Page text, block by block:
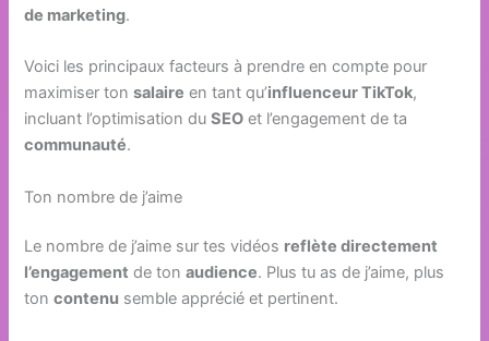
de marketing.
Voici les principaux facteurs à prendre en compte pour
maximiser tonsalaire en tant qu’influenceur TikTok,
incluant l’optimisation duSEO et l’engagement de ta
communauté.
Ton nombre de j’aime
Le nombre de j’aime sur tes vidéos reflète directement
l’engagement de tonaudience. Plus tu as de j’aime, plus
toncontenu semble apprécié et pertinent.